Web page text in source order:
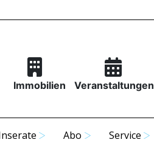
Immobilien Veranstaltungen
Abo Service